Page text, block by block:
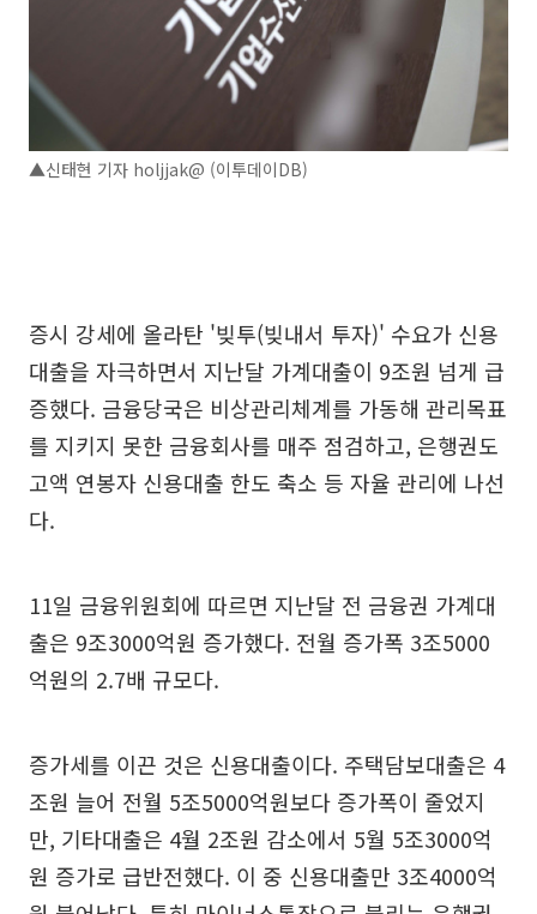
▲신태현 기자 holjjak@ (이투데이DB)
증시 강세에 올라탄 '빚투(빚내서 투자)' 수요가 신용
대출을 자극하면서 지난달 가계대출이 9조원 넘게 급
증했다. 금융당국은 비상관리체계를 가동해 관리목표
를 지키지 못한 금융회사를 매주 점검하고, 은행권도
고액 연봉자 신용대출 한도 축소 등 자율 관리에 나선
다.
11일 금융위원회에 따르면 지난달 전 금융권 가계대
출은 9조3000억원 증가했다. 전월 증가폭 3조5000
억원의 2.7배 규모다.
증가세를 이끈 것은 신용대출이다. 주택담보대출은 4
조원 늘어 전월 5조5000억원보다 증가폭이 줄었지
만, 기타대출은 4월 2조원 감소에서 5월 5조3000억
원 증가로 급반전했다. 이 중 신용대출만 3조4000억